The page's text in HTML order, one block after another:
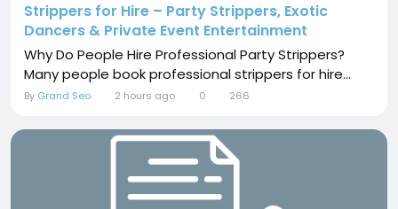
Strippers for Hire – Party Strippers, Exotic
Dancers & Private Event Entertainment
Why Do People Hire Professional Party Strippers?
Many people book professional strippers for hire...
By Grand Seo 2 hours ago 0 266